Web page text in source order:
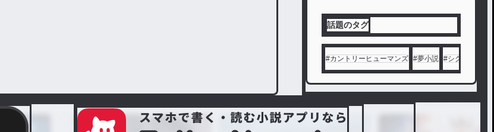
話題のタグ
#カントリーヒューマンズ #夢小説 #シクフォニ